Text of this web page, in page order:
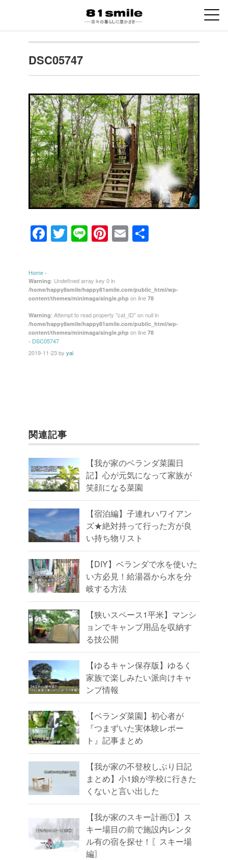
DSC05747
F
a
e
b
o
o
k
T
wi
er
Li
n
Pi
nt
e
st
E
m
Home ›
Warning: Undefined array key 0 in
/home/happy8smile/happy81smile.com/public_html/wp-
content/themes/minimaga/single.php on line 78
Warning: Attempt to read property "cat_ID" on null in
/home/happy8smile/happy81smile.com/public_html/wp-
content/themes/minimaga/single.php on line 78
› DSC05747
2019-11-23by yai
関連記事
【我が家のベランダ菜園日
記】心が元気になって家族が
笑顔になる菜園
【宿泊編】子連れハワイアン
ズ★絶対持って行った方が良
い持ち物リスト
【DIY】ベランダで水を使いた
い方必見！給湯器から水を分
岐する方法
【狭いスペース1平米】マンシ
ョンでキャンプ用品を収納す
る技公開
【ゆるキャン保存版】ゆるく
家族で楽しみたい派向けキャ
ンプ情報
【ベランダ菜園】初心者が
『つまずいた実体験レポー
ト』記事まとめ
【我が家の不登校しぶり日記
まとめ】小1娘が学校に行きた
くないと言い出した
【我が家のスキー計画①】ス
キー場目の前で施設内レンタ
ル有の宿を探せ！〖スキー場
編〗